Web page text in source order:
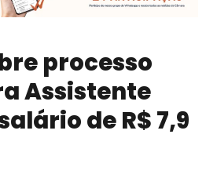
processo
Assistente
de R$ 7,9